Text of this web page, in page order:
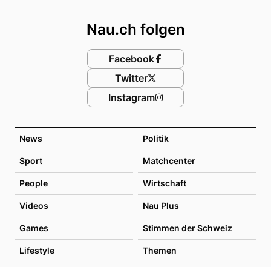
News Politik
Sport Matchcenter
People Wirtschaft
Videos Nau Plus
Games Stimmen der Schweiz
Lifestyle Themen
Nau.ch folgen
Facebook
Twitter
Instagram